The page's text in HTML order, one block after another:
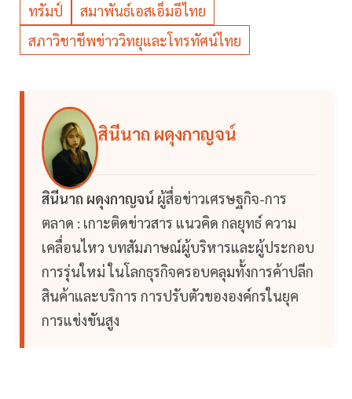
ทรัมป์
สมาพันธ์เอสเอ็มอีไทย
สภาวิชาชีพข่าววิทยุและโทรทัศน์ไทย
สินีนาถ ผดุงกาญจน์
สินีนาถ ผดุงกาญจน์ ผู้สื่อข่าวเศรษฐกิจ-การ
ตลาด : เกาะติดข่าวสาร แนวคิด กลยุทธ์ ความ
เคลื่อนไหว บทสัมภาษณ์ผู้บริหารและผู้ประกอบ
การรุ่นใหม่ ในโลกธุรกิจครอบคลุมทั้งการค้าปลีก
สินค้าและบริการ การปรับตัวขององค์กรในยุค
การแข่งขันสูง